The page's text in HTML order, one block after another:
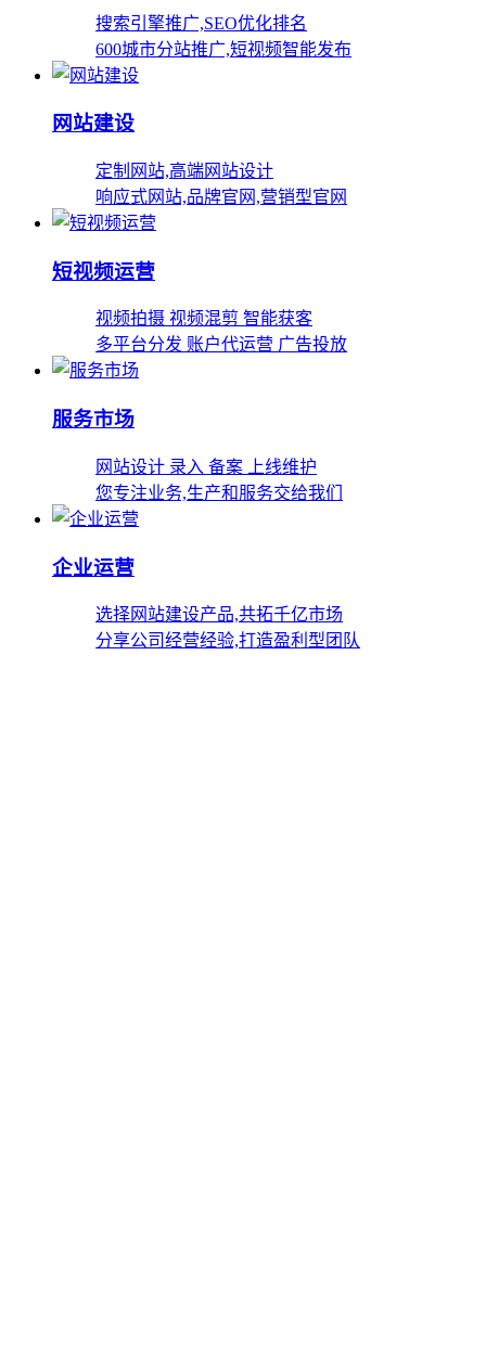
搜索引擎推广,SEO优化排名
600城市分站推广,短视频智能发布
网站建设
定制网站,高端网站设计
响应式网站,品牌官网,营销型官网
短视频运营
视频拍摄 视频混剪 智能获客
多平台分发 账户代运营 广告投放
服务市场
网站设计 录入 备案 上线维护
您专注业务,生产和服务交给我们
企业运营
选择网站建设产品,共拓千亿市场
分享公司经营经验,打造盈利型团队